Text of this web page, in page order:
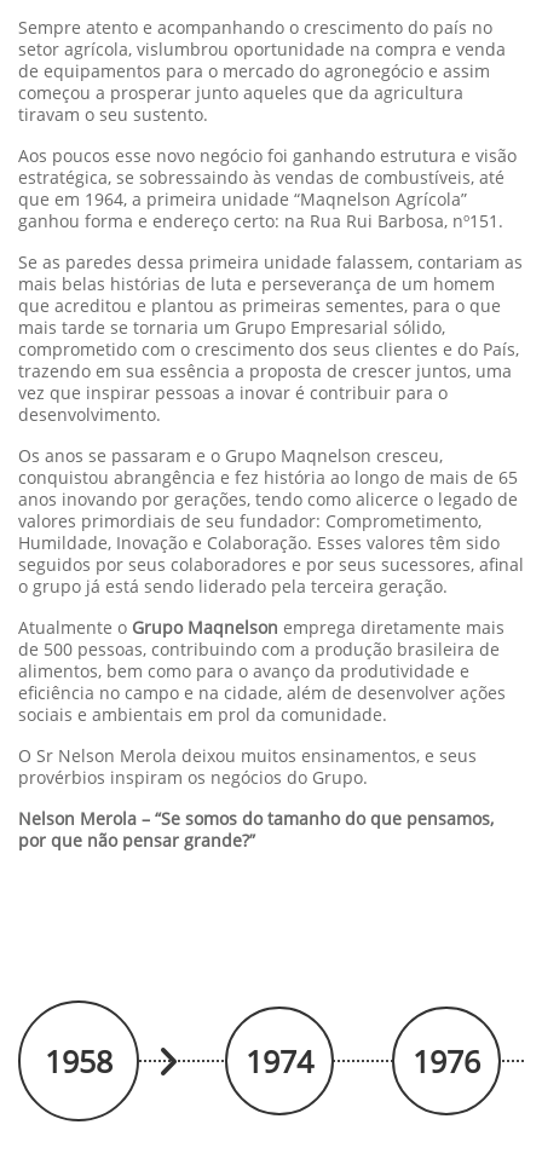
Sempre atento e acompanhando o crescimento do país no
setor agrícola, vislumbrou oportunidade na compra e venda
de equipamentos para o mercado do agronegócio e assim
começou a prosperar junto aqueles que da agricultura
tiravam o seu sustento.
Aos poucos esse novo negócio foi ganhando estrutura e visão
estratégica, se sobressaindo às vendas de combustíveis, até
que em 1964, a primeira unidade “Maqnelson Agrícola”
ganhou forma e endereço certo: na Rua Rui Barbosa, nº151.
Se as paredes dessa primeira unidade falassem, contariam as
mais belas histórias de luta e perseverança de um homem
que acreditou e plantou as primeiras sementes, para o que
mais tarde se tornaria um Grupo Empresarial sólido,
comprometido com o crescimento dos seus clientes e do País,
trazendo em sua essência a proposta de crescer juntos, uma
vez que inspirar pessoas a inovar é contribuir para o
desenvolvimento.
Os anos se passaram e o Grupo Maqnelson cresceu,
conquistou abrangência e fez história ao longo de mais de 65
anos inovando por gerações, tendo como alicerce o legado de
valores primordiais de seu fundador: Comprometimento,
Humildade, Inovação e Colaboração. Esses valores têm sido
seguidos por seus colaboradores e por seus sucessores, afinal
o grupo já está sendo liderado pela terceira geração.
Atualmente o Grupo Maqnelson emprega diretamente mais
de 500 pessoas, contribuindo com a produção brasileira de
alimentos, bem como para o avanço da produtividade e
eficiência no campo e na cidade, além de desenvolver ações
sociais e ambientais em prol da comunidade.
O Sr Nelson Merola deixou muitos ensinamentos, e seus
provérbios inspiram os negócios do Grupo.
Nelson Merola – “Se somos do tamanho do que pensamos,
por que não pensar grande?”
1958 1974 1976